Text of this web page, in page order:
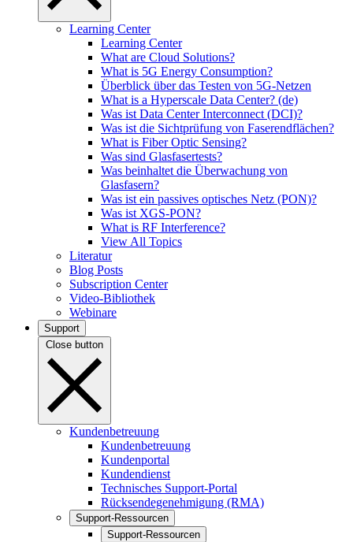
Learning Center
Learning Center
What are Cloud Solutions?
What is 5G Energy Consumption?
Überblick über das Testen von 5G-Netzen
What is a Hyperscale Data Center? (de)
Was ist Data Center Interconnect (DCI)?
Was ist die Sichtprüfung von Faserendflächen?
What is Fiber Optic Sensing?
Was sind Glasfasertests?
Was beinhaltet die Überwachung von
Glasfasern?
Was ist ein passives optisches Netz (PON)?
Was ist XGS-PON?
What is RF Interference?
View All Topics
Literatur
Blog Posts
Subscription Center
Video-Bibliothek
Webinare
Support
Close button
Kundenbetreuung
Kundenbetreuung
Kundenportal
Kundendienst
Technisches Support-Portal
Rücksendegenehmigung (RMA)
Support-Ressourcen
Support-Ressourcen